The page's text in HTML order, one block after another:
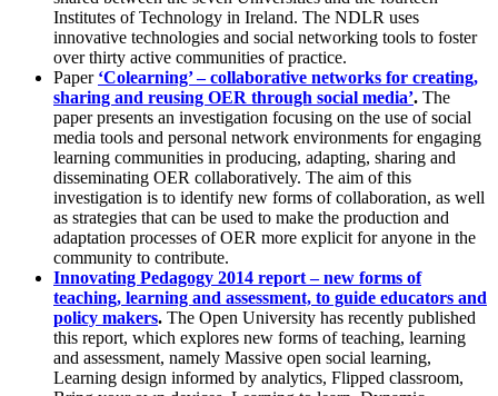
Institutes of Technology in Ireland. The NDLR uses
innovative technologies and social networking tools to foster
over thirty active communities of practice.
Paper ‘Colearning’ – collaborative networks for creating,
sharing and reusing OER through social media’. The
paper presents an investigation focusing on the use of social
media tools and personal network environments for engaging
learning communities in producing, adapting, sharing and
disseminating OER collaboratively. The aim of this
investigation is to identify new forms of collaboration, as well
as strategies that can be used to make the production and
adaptation processes of OER more explicit for anyone in the
community to contribute.
Innovating Pedagogy 2014 report – new forms of
teaching, learning and assessment, to guide educators and
policy makers. The Open University has recently published
this report, which explores new forms of teaching, learning
and assessment, namely Massive open social learning,
Learning design informed by analytics, Flipped classroom,